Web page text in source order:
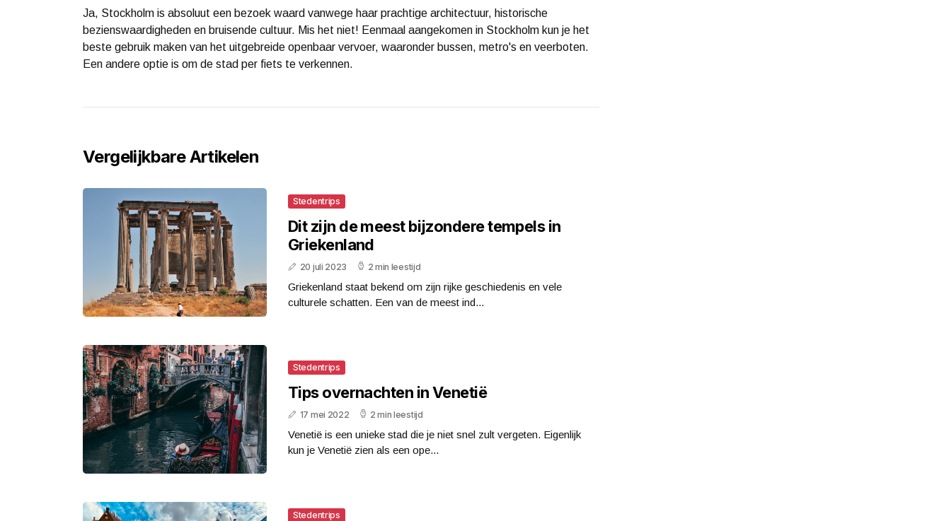
Ja, Stockholm is absoluut een bezoek waard vanwege haar prachtige architectuur, historische
bezienswaardigheden en bruisende cultuur. Mis het niet! Eenmaal aangekomen in Stockholm kun je het
beste gebruik maken van het uitgebreide openbaar vervoer, waaronder bussen, metro's en veerboten.
Een andere optie is om de stad per fiets te verkennen.
Vergelijkbare Artikelen
Stedentrips
Dit zijn de meest bijzondere tempels in
Griekenland
20 juli 2023 2 min leestijd
Griekenland staat bekend om zijn rijke geschiedenis en vele
culturele schatten. Een van de meest ind...
Stedentrips
Tips overnachten in Venetië
17 mei 2022 2 min leestijd
Venetië is een unieke stad die je niet snel zult vergeten. Eigenlijk
kun je Venetië zien als een ope...
Stedentrips